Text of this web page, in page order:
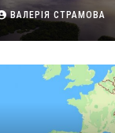
ВАЛЕРІЯ СТРАМОВА